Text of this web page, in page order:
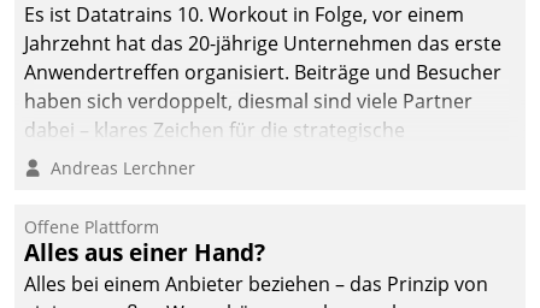
Es ist Datatrains 10. Workout in Folge, vor einem
Jahrzehnt hat das 20-jährige Unternehmen das erste
Anwendertreffen organisiert. Beiträge und Besucher
haben sich verdoppelt, diesmal sind viele Partner
dabei – klares Zeichen für die strategische
Fokussierung auf den Kunden.
Andreas Lerchner
Offene Plattform
Alles aus einer Hand?
Alles bei einem Anbieter beziehen – das Prinzip von